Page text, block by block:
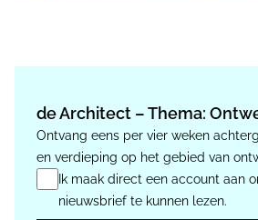
de Architect – Thema:
Ontvang eens per vier weken
en verdieping op het gebied van
Ik maak direct een account aan
nieuwsbrief te kunnen lezen.